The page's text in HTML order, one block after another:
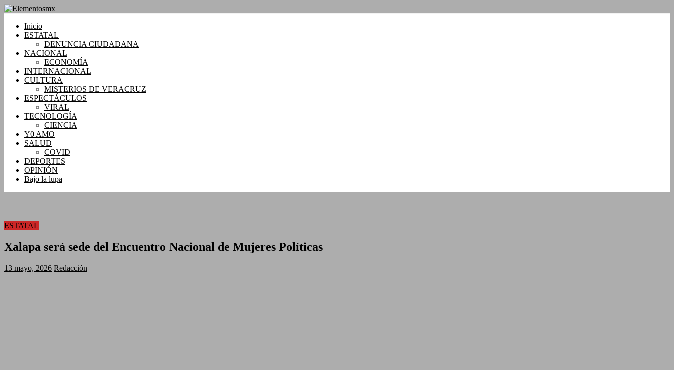
Saltar
contenido
Elementosmx
Periodismo
fundamento
Inicio
ESTATAL
DENUNCIA CIUDADANA
NACIONAL
ECONOMÍA
INTERNACIONAL
CULTURA
MISTERIOS DE VERACRUZ
ESPECTÁCULOS
VIRAL
TECNOLOGÍA
CIENCIA
Y0 AMO
SALUD
COVID
DEPORTES
OPINIÓN
Bajo la lupa
ESTATAL
Xalapa será sede del Encuentro Nacional de Mujeres Políticas
13 mayo, 2026 Redacción